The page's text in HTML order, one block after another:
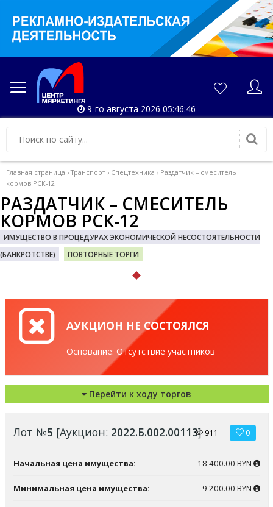
9-го августа 2026 05:46:46
Главная страница › Транспорт › Спецтехника › Раздатчик – смеситель
кормов РСК-12
РАЗДАТЧИК – СМЕСИТЕЛЬ
КОРМОВ РСК-12
ИМУЩЕСТВО В ПРОЦЕДУРАХ ЭКОНОМИЧЕСКОЙ НЕСОСТОЯТЕЛЬНОСТИ
(БАНКРОТСТВЕ)
ПОВТОРНЫЕ ТОРГИ
АУКЦИОН НЕ СОСТОЯЛСЯ
Основание: Отсутствие участников
Перейти к ходу торгов
Лот №5 [Аукцион: 2022.Б.002.00113] 911 0
Начальная цена имущества: 18 400.00 BYN
Минимальная цена имущества: 9 200.00 BYN